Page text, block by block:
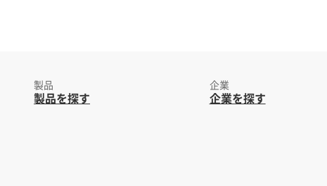
製品
製品を探す
企業
企業を探す